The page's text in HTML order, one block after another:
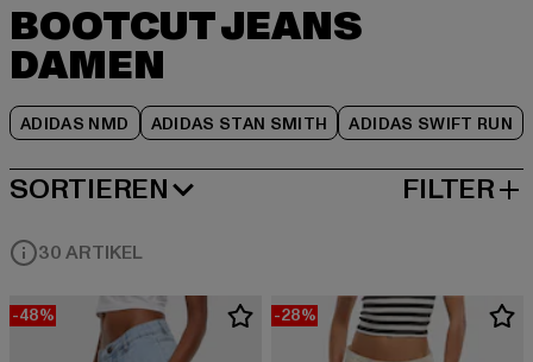
BOOTCUT JEANS
DAMEN
ADIDAS NMD ADIDAS STAN SMITH ADIDAS SWIFT RUN
SORTIEREN
BELIEBTESTE FILTER
30 ARTIKEL
-48% -28%